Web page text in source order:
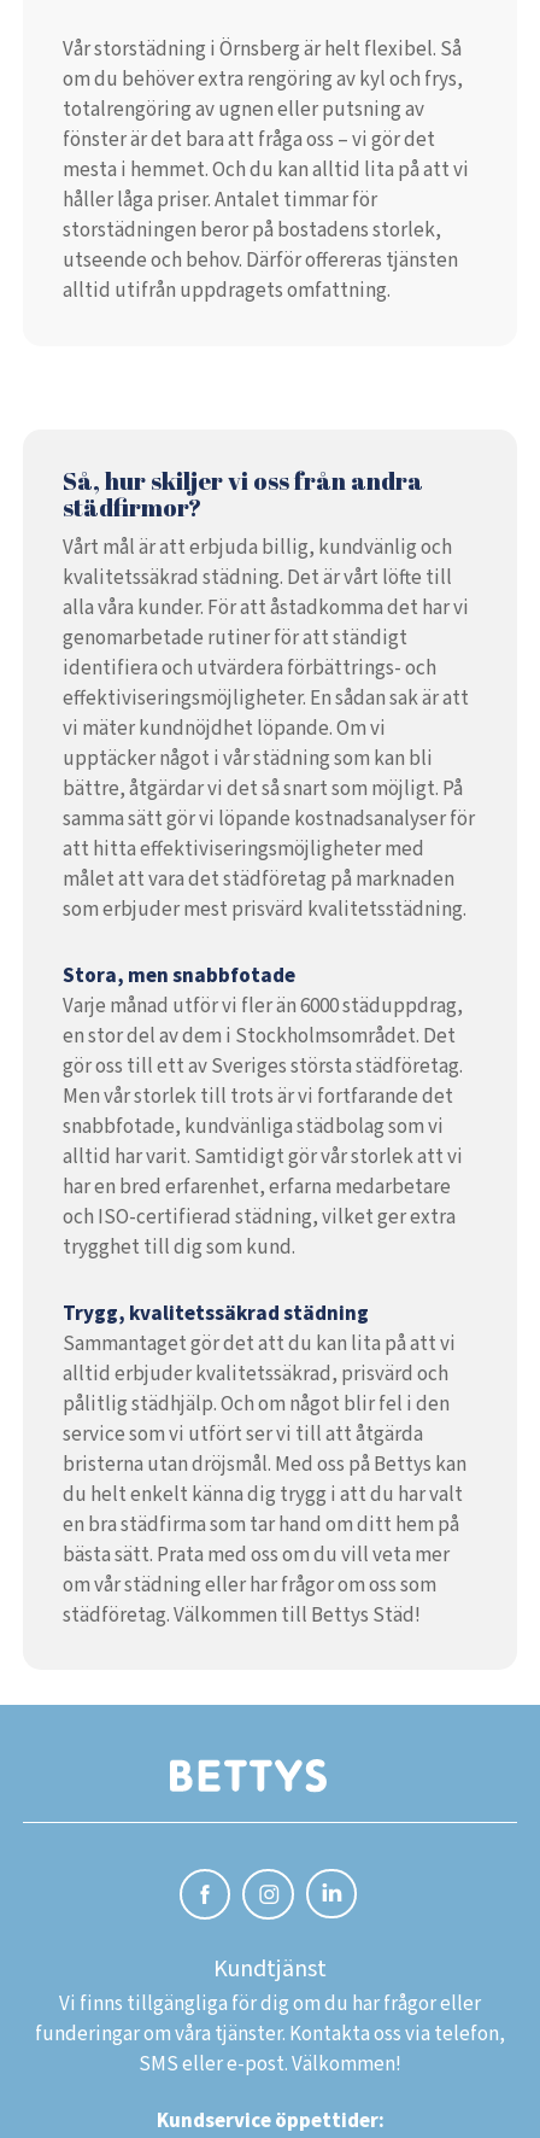
Vår storstädning i Örnsberg är helt flexibel. Så
om du behöver extra rengöring av kyl och frys,
totalrengöring av ugnen eller putsning av
fönster är det bara att fråga oss – vi gör det
mesta i hemmet. Och du kan alltid lita på att vi
håller låga priser. Antalet timmar för
storstädningen beror på bostadens storlek,
utseende och behov. Därför offereras tjänsten
alltid utifrån uppdragets omfattning.
Så, hur skiljer vi oss från andra
städfirmor?
Vårt mål är att erbjuda billig, kundvänlig och
kvalitetssäkrad städning. Det är vårt löfte till
alla våra kunder. För att åstadkomma det har vi
genomarbetade rutiner för att ständigt
identifiera och utvärdera förbättrings- och
effektiviseringsmöjligheter. En sådan sak är att
vi mäter kundnöjdhet löpande. Om vi
upptäcker något i vår städning som kan bli
bättre, åtgärdar vi det så snart som möjligt. På
samma sätt gör vi löpande kostnadsanalyser för
att hitta effektiviseringsmöjligheter med
målet att vara det städföretag på marknaden
som erbjuder mest prisvärd kvalitetsstädning.
Stora, men snabbfotade
Varje månad utför vi fler än 6000 städuppdrag,
en stor del av dem i Stockholmsområdet. Det
gör oss till ett av Sveriges största städföretag.
Men vår storlek till trots är vi fortfarande det
snabbfotade, kundvänliga städbolag som vi
alltid har varit. Samtidigt gör vår storlek att vi
har en bred erfarenhet, erfarna medarbetare
och ISO-certifierad städning, vilket ger extra
trygghet till dig som kund.
Trygg, kvalitetssäkrad städning
Sammantaget gör det att du kan lita på att vi
alltid erbjuder kvalitetssäkrad, prisvärd och
pålitlig städhjälp. Och om något blir fel i den
service som vi utfört ser vi till att åtgärda
bristerna utan dröjsmål. Med oss på Bettys kan
du helt enkelt känna dig trygg i att du har valt
en bra städfirma som tar hand om ditt hem på
bästa sätt. Prata med oss om du vill veta mer
om vår städning eller har frågor om oss som
städföretag. Välkommen till Bettys Städ!
Kundtjänst
Vi finns tillgängliga för dig om du har frågor eller
funderingar om våra tjänster. Kontakta oss via telefon,
SMS eller e-post. Välkommen!
Kundservice öppettider: